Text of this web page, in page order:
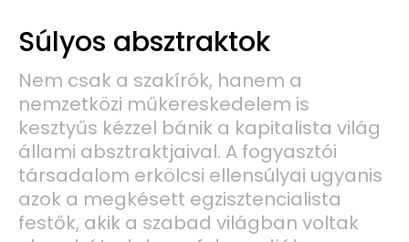
Súlyos absztraktok
Nem csak a szakírók, hanem a
nemzetközi műkereskedelem is
kesztyűs kézzel bánik a kapitalista világ
állami absztraktjaival. A fogyasztói
társadalom erkölcsi ellensúlyai ugyanis
azok a megkésett egzisztencialista
festők, akik a szabad világban voltak